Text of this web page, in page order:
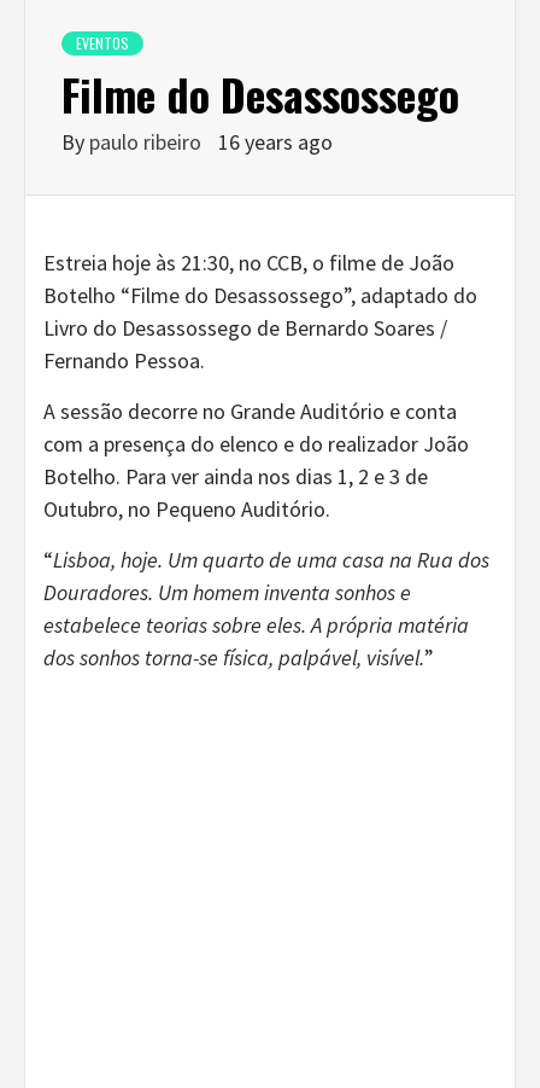
EVENTOS
Filme do Desassossego
By paulo ribeiro 16 years ago
Estreia hoje às 21:30, no CCB, o filme de João
Botelho “Filme do Desassossego”, adaptado do
Livro do Desassossego de Bernardo Soares /
Fernando Pessoa.
A sessão decorre no Grande Auditório e conta
com a presença do elenco e do realizador João
Botelho. Para ver ainda nos dias 1, 2 e 3 de
Outubro, no Pequeno Auditório.
“Lisboa, hoje. Um quarto de uma casa na Rua dos
Douradores. Um homem inventa sonhos e
estabelece teorias sobre eles. A própria matéria
dos sonhos torna-se física, palpável, visível.”